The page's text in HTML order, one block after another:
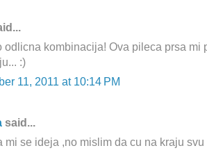
odlicna kombinacija! Ova pileca prsa mi
:)
11, 2011 at 10:14 PM
said...
mi se ideja ,no mislim da cu na kraju